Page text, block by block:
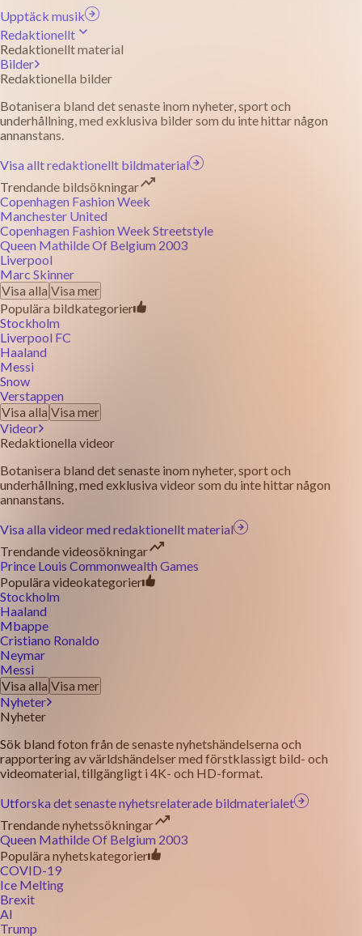
Upptäck musik
Redaktionellt
Redaktionellt material
Bilder
Redaktionella bilder
Botanisera bland det senaste inom nyheter, sport och
underhållning, med exklusiva bilder som du inte hittar någon
annanstans.
Visa allt redaktionellt bildmaterial
Trendande bildsökningar
Copenhagen Fashion Week
Manchester United
Copenhagen Fashion Week Streetstyle
Queen Mathilde Of Belgium 2003
Liverpool
Marc Skinner
Visa alla Visa mer
Populära bildkategorier
Stockholm
Liverpool FC
Haaland
Messi
Snow
Verstappen
Visa alla Visa mer
Videor
Redaktionella videor
Botanisera bland det senaste inom nyheter, sport och
underhållning, med exklusiva videor som du inte hittar någon
annanstans.
Visa alla videor med redaktionellt material
Trendande videosökningar
Prince Louis Commonwealth Games
Populära videokategorier
Stockholm
Haaland
Mbappe
Cristiano Ronaldo
Neymar
Messi
Visa alla Visa mer
Nyheter
Nyheter
Sök bland foton från de senaste nyhetshändelserna och
rapportering av världshändelser med förstklassigt bild- och
videomaterial, tillgängligt i 4K- och HD-format.
Utforska det senaste nyhetsrelaterade bildmaterialet
Trendande nyhetssökningar
Queen Mathilde Of Belgium 2003
Populära nyhetskategorier
COVID-19
Ice Melting
Brexit
AI
Trump